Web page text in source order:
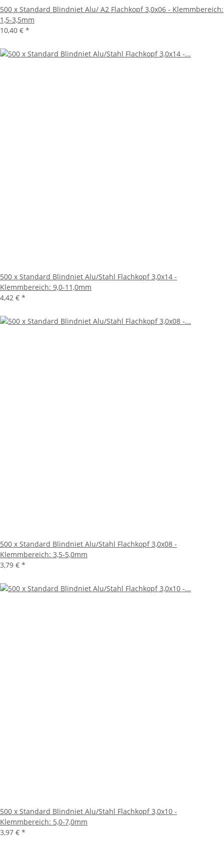
500 x Standard Blindniet Alu/ A2 Flachkopf 3,0x06 - Klemmbereich:
1,5-3,5mm
10,40 € *
500 x Standard Blindniet Alu/Stahl Flachkopf 3,0x14 -
Klemmbereich: 9,0-11,0mm
4,42 € *
500 x Standard Blindniet Alu/Stahl Flachkopf 3,0x08 -
Klemmbereich: 3,5-5,0mm
3,79 € *
500 x Standard Blindniet Alu/Stahl Flachkopf 3,0x10 -
Klemmbereich: 5,0-7,0mm
3,97 € *